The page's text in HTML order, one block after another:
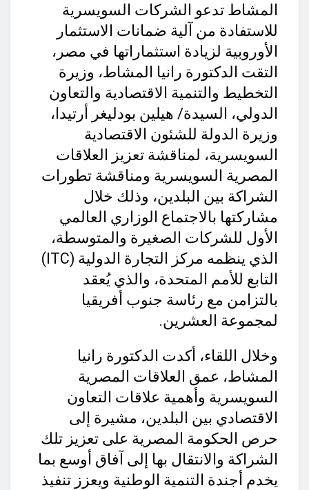
المشاط تدعو الشركات السويسرية
للاستفادة من آلية ضمانات الاستثمار
الأوروبية لزيادة استثماراتها في مصر،
التقت الدكتورة رانيا المشاط، وزيرة
التخطيط والتنمية الاقتصادية والتعاون
الدولي، السيدة/ هيلين بودليغر أرتيدا،
وزيرة الدولة للشئون الاقتصادية
السويسرية، لمناقشة تعزيز العلاقات
المصرية السويسرية ومناقشة تطورات
الشراكة بين البلدين، وذلك خلال
مشاركتها بالاجتماع الوزاري العالمي
الأول للشركات الصغيرة والمتوسطة،
الذي ينظمه مركز التجارة الدولية (ITC)
التابع للأمم المتحدة، والذي يُعقد
بالتزامن مع رئاسة جنوب أفريقيا
لمجموعة العشرين.
وخلال اللقاء، أكدت الدكتورة رانيا
المشاط، عمق العلاقات المصرية
السويسرية وأهمية علاقات التعاون
الاقتصادي بين البلدين، مشيرة إلى
حرص الحكومة المصرية على تعزيز تلك
الشراكة والانتقال بها إلى آفاق أوسع بما
يخدم أجندة التنمية الوطنية ويعزز تنفيذ